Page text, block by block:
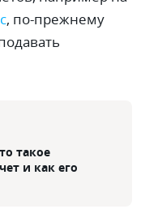
, по-прежнему
такое
и как его